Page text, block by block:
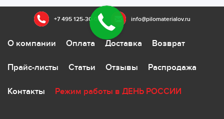
+7 495 125-30-00 info@pilomaterialov.ru
О компании Оплата Доставка Возврат
Прайс-листы Статьи Отзывы Распродажа
Контакты Режим работы в ДЕНЬ РОССИИ